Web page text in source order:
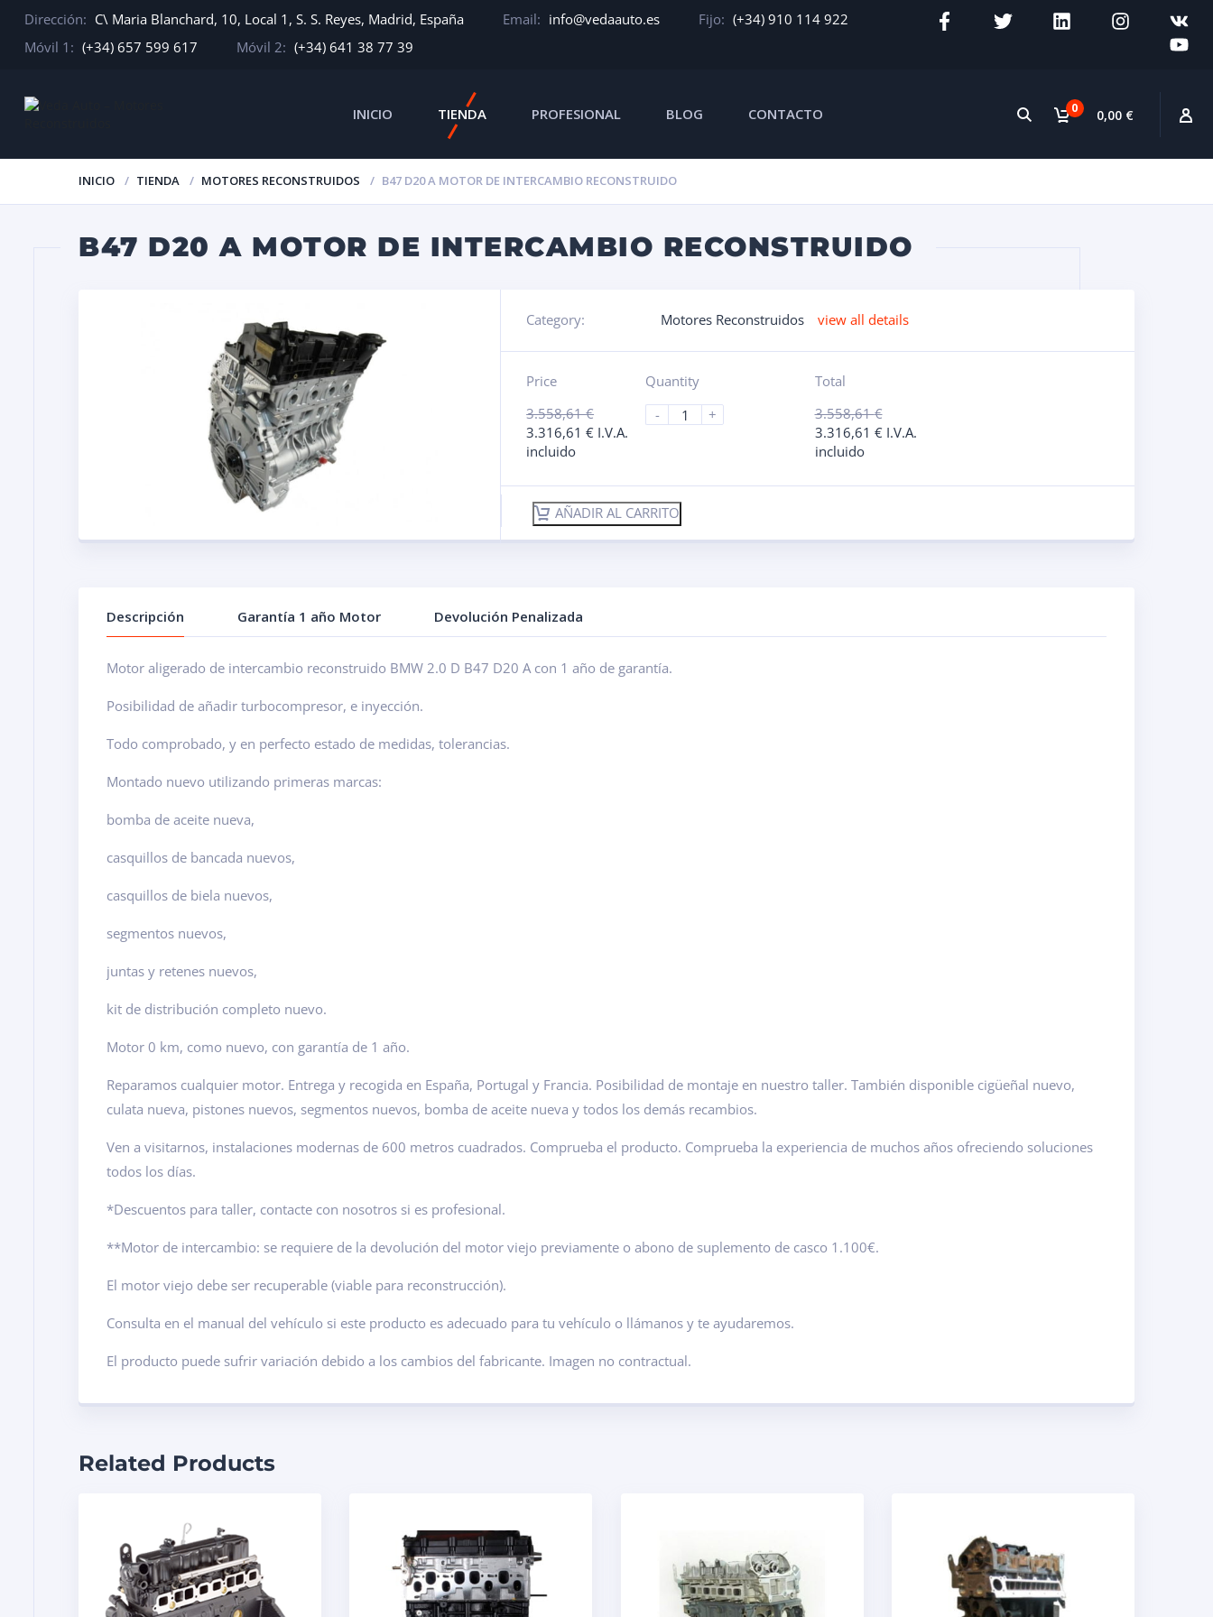
Dirección: C\ Maria Blanchard, 10, Local 1, S. S. Reyes, Madrid, España Email: info@vedaauto.es Fijo: (+34) 910 114 922
Móvil 1: (+34) 657 599 617 Móvil 2: (+34) 641 38 77 39
0 0,00 €
INICIO TIENDA PROFESIONAL BLOG CONTACTO
INICIO TIENDA MOTORES RECONSTRUIDOS B47 D20 A MOTOR DE INTERCAMBIO RECONSTRUIDO
B47 D20 A MOTOR DE INTERCAMBIO RECONSTRUIDO
Category: Motores Reconstruidos view all details
Price
3.558,61€
3.316,61€ I.V.A.
incluido
Quantity
-
+
Total
3.558,61€
3.316,61 € I.V.A.
incluido
AÑADIR AL CARRITO
Descripción Garantía 1 año Motor Devolución Penalizada
Motor aligerado de intercambio reconstruido BMW 2.0 D B47 D20 A con 1 año de garantía.
Posibilidad de añadir turbocompresor, e inyección.
Todo comprobado, y en perfecto estado de medidas, tolerancias.
Montado nuevo utilizando primeras marcas:
bomba de aceite nueva,
casquillos de bancada nuevos,
casquillos de biela nuevos,
segmentos nuevos,
juntas y retenes nuevos,
kit de distribución completo nuevo.
Motor 0 km, como nuevo, con garantía de 1 año.
Reparamos cualquier motor. Entrega y recogida en España, Portugal y Francia. Posibilidad de montaje en nuestro taller. También disponible cigüeñal nuevo,
culata nueva, pistones nuevos, segmentos nuevos, bomba de aceite nueva y todos los demás recambios.
Ven a visitarnos, instalaciones modernas de 600 metros cuadrados. Comprueba el producto. Comprueba la experiencia de muchos años ofreciendo soluciones
todos los días.
*Descuentos para taller, contacte con nosotros si es profesional.
**Motor de intercambio: se requiere de la devolución del motor viejo previamente o abono de suplemento de casco 1.100€.
El motor viejo debe ser recuperable (viable para reconstrucción).
Consulta en el manual del vehículo si este producto es adecuado para tu vehículo o llámanos y te ayudaremos.
El producto puede sufrir variación debido a los cambios del fabricante. Imagen no contractual.
Related Products